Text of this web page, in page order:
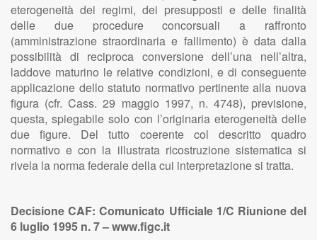
eterogeneità dei regimi, dei presupposti e delle finalità
delle due procedure concorsuali a raffronto
(amministrazione straordinaria e fallimento) è data dalla
possibilità di reciproca conversione dell’una nell’altra,
laddove maturino le relative condizioni, e di conseguente
applicazione dello statuto normativo pertinente alla nuova
figura (cfr. Cass. 29 maggio 1997, n. 4748), previsione,
questa, spiegabile solo con l’originaria eterogeneità delle
due figure. Del tutto coerente col descritto quadro
normativo e con la illustrata ricostruzione sistematica si
rivela la norma federale della cui interpretazione si tratta.
Decisione CAF: Comunicato Ufficiale 1/C Riunione del
6 luglio 1995 n. 7 – www.figc.it